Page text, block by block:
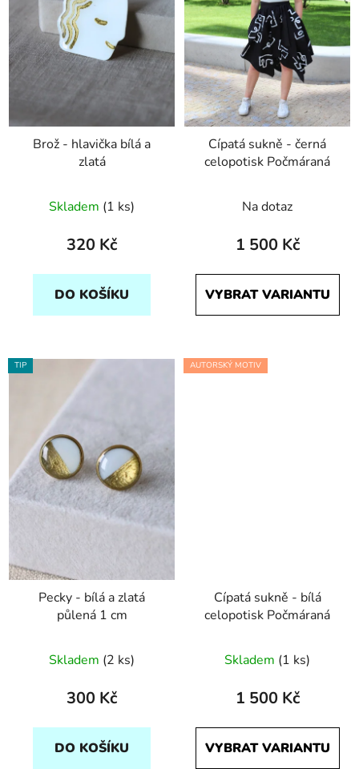
Brož - hlavička bílá a
zlatá
Skladem (1 ks)
320 Kč
DO KOŠÍKU
Cípatá sukně - černá
celopotisk Počmáraná
Na dotaz
1 500 Kč
VYBRAT VARIANTU
TIP
Pecky - bílá a zlatá
půlená 1 cm
Skladem (2 ks)
300 Kč
DO KOŠÍKU
AUTORSKÝ MOTIV
Cípatá sukně - bílá
celopotisk Počmáraná
Skladem (1 ks)
1 500 Kč
VYBRAT VARIANTU